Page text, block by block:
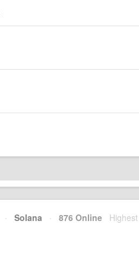
· Solana · 876 Online